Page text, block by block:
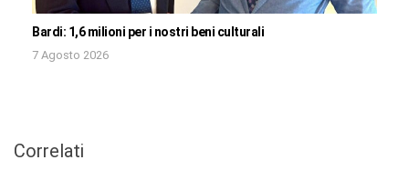
Bardi: 1,6 milioni per i nostri beni culturali
7 Agosto 2026
Correlati